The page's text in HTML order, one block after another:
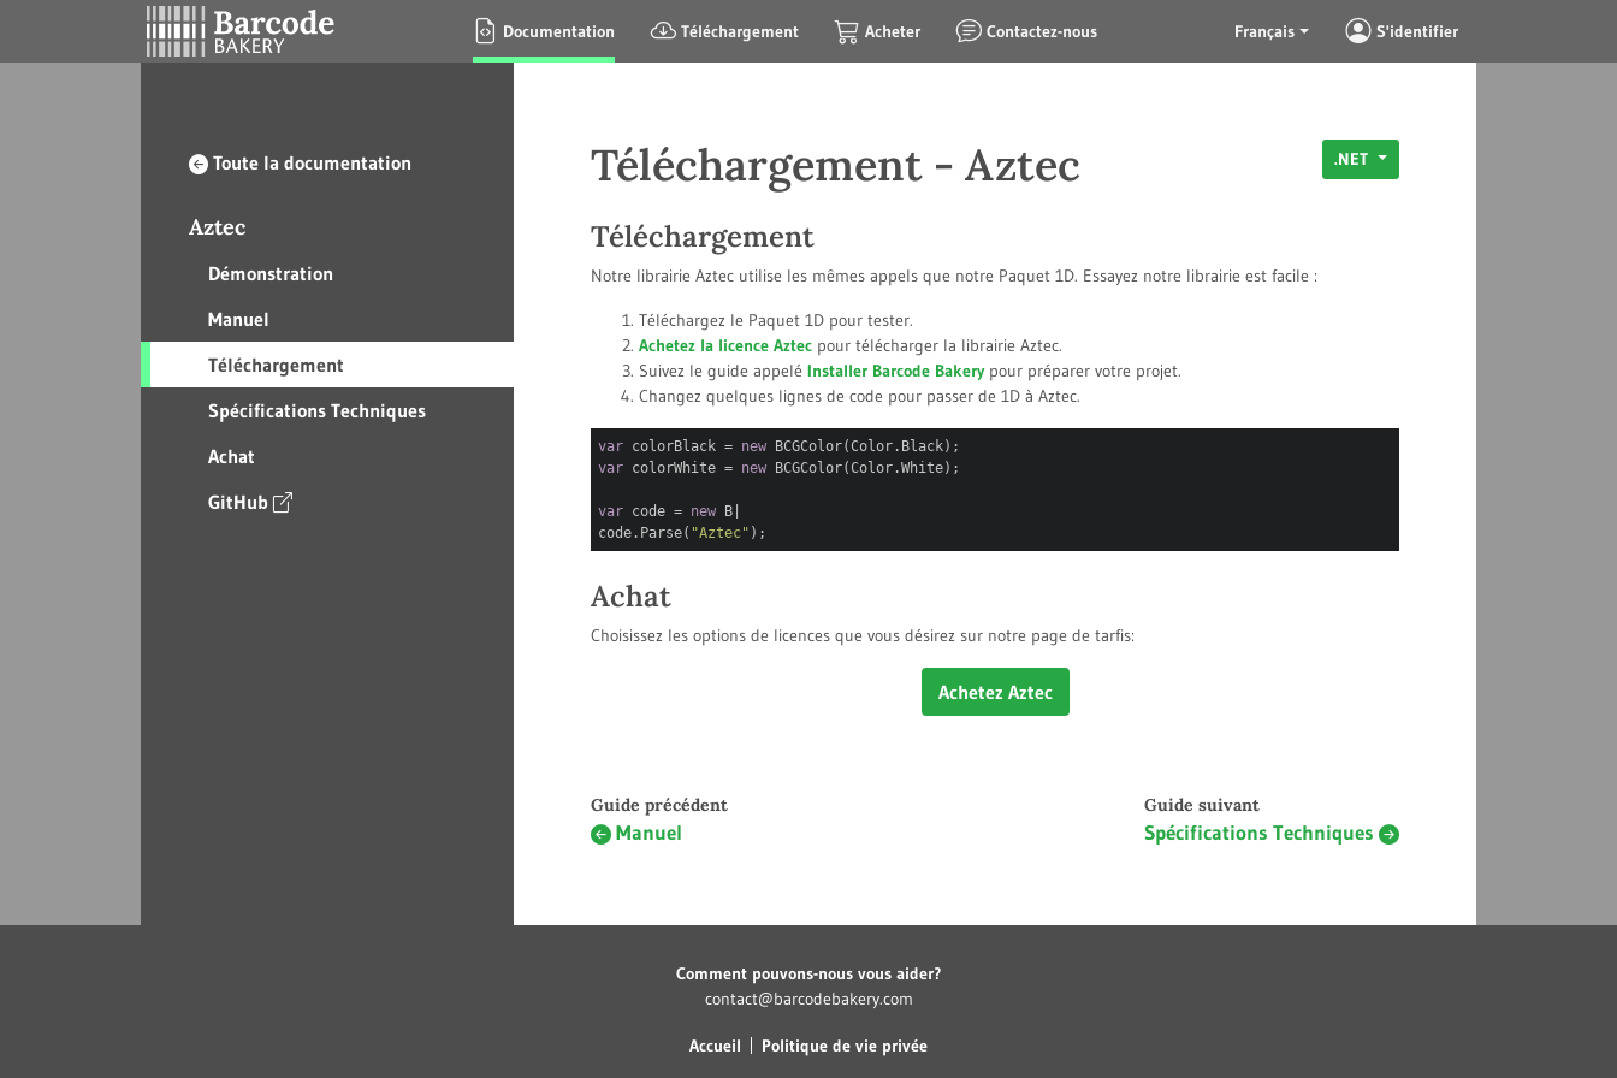
Documentation Téléchargement Acheter Contactez-nous Français S'identifier
Toute la documentation
Aztec
Démonstration
Manuel
Téléchargement
Spécifications Techniques
Achat
GitHub
Téléchargement - Aztec .NET
Téléchargement
Notre librairie Aztec utilise les mêmes appels que notre Paquet 1D. Essayez notre librairie est facile :
Téléchargez le Paquet 1D pour tester.
Achetez la licence Aztec pour télécharger la librairie Aztec.
Suivez le guide appelé Installer Barcode Bakerypour préparer votre projet.
Changez quelques lignes de code pour passer de 1D à Aztec.
var colorBlack = new BCGColor(Color.Black);
var colorWhite = new BCGColor(Color.White);
var code = new BCG
code.Parse( "Aztec" );
Achat
Choisissez les options de licences que vous désirez sur notre page de tarfis:
Achetez Aztec
Guide précédent
Manuel
Guide suivant
Spécifications Techniques
Comment pouvons-nous vous aider?
contact@barcodebakery.com
Accueil Politique de vie privée